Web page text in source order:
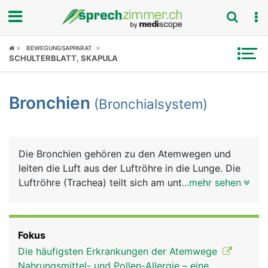
Fokus
Symptome
News
Rubriken
BEWEGUNGSAPPARAT
SCHULTERBLATT, SKAPULA
Bronchien (Bronchialsystem)
Die Bronchien gehören zu den Atemwegen und
leiten die Luft aus der Luftröhre in die Lunge. Die
Luftröhre (Trachea) teilt sich am unteren Ende in
kleinere Bronchien. Die kleinsten Verzweigungen
sind die Bronchiolen, die schliesslich in die
...mehr sehen
Fokus
Die häufigsten Erkrankungen der Atemwege
Nahrungsmittel- und Pollen-Allergie – eine